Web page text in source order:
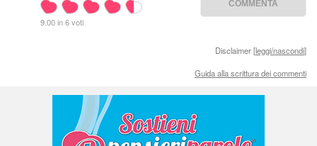
9.00 in 6 voti
Disclaimer [leggi/nascondi]
Guida alla scrittura dei commenti